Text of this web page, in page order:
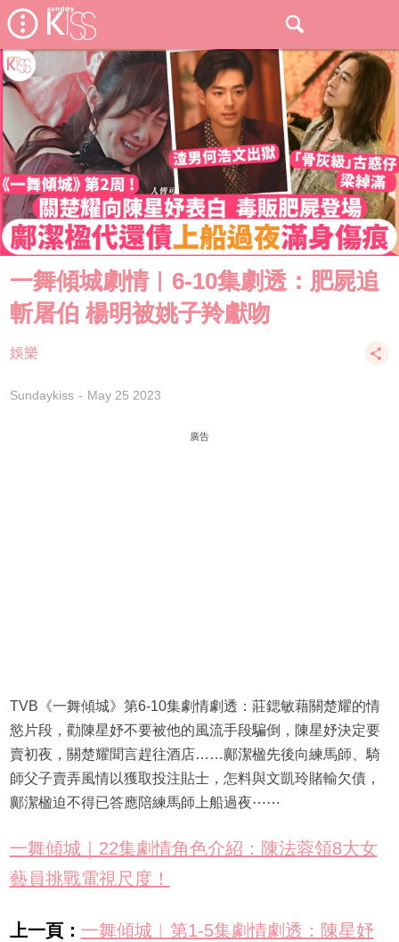
一舞傾城劇情︱6-10集劇透：肥屍追
斬屠伯 楊明被姚子羚獻吻
娛樂
Sundaykiss May 25 2023
廣告
TVB《一舞傾城》第6-10集劇情劇透：莊鍶敏藉關楚耀的情
慾片段，勸陳星妤不要被他的風流手段騙倒，陳星妤決定要
賣初夜，關楚耀聞言趕往酒店……鄺潔楹先後向練馬師、騎
師父子賣弄風情以獲取投注貼士，怎料與文凱玲賭輸欠債，
鄺潔楹迫不得已答應陪練馬師上船過夜⋯⋯
一舞傾城｜22集劇情角色介紹：陳法蓉領8大女
藝員挑戰電視尺度！
上一頁： 一舞傾城︱第1-5集劇情劇透：陳星妤